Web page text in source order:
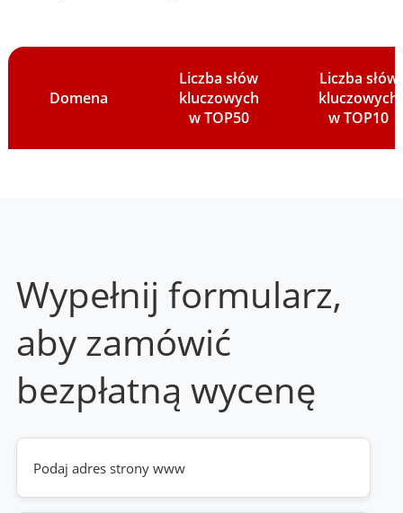
Domena
Liczba słów
kluczowych
w TOP50
Liczba słów
kluczowych
w TOP10
Wypełnij formularz,
aby zamówić
bezpłatną wycenę
Twoja
strona
www